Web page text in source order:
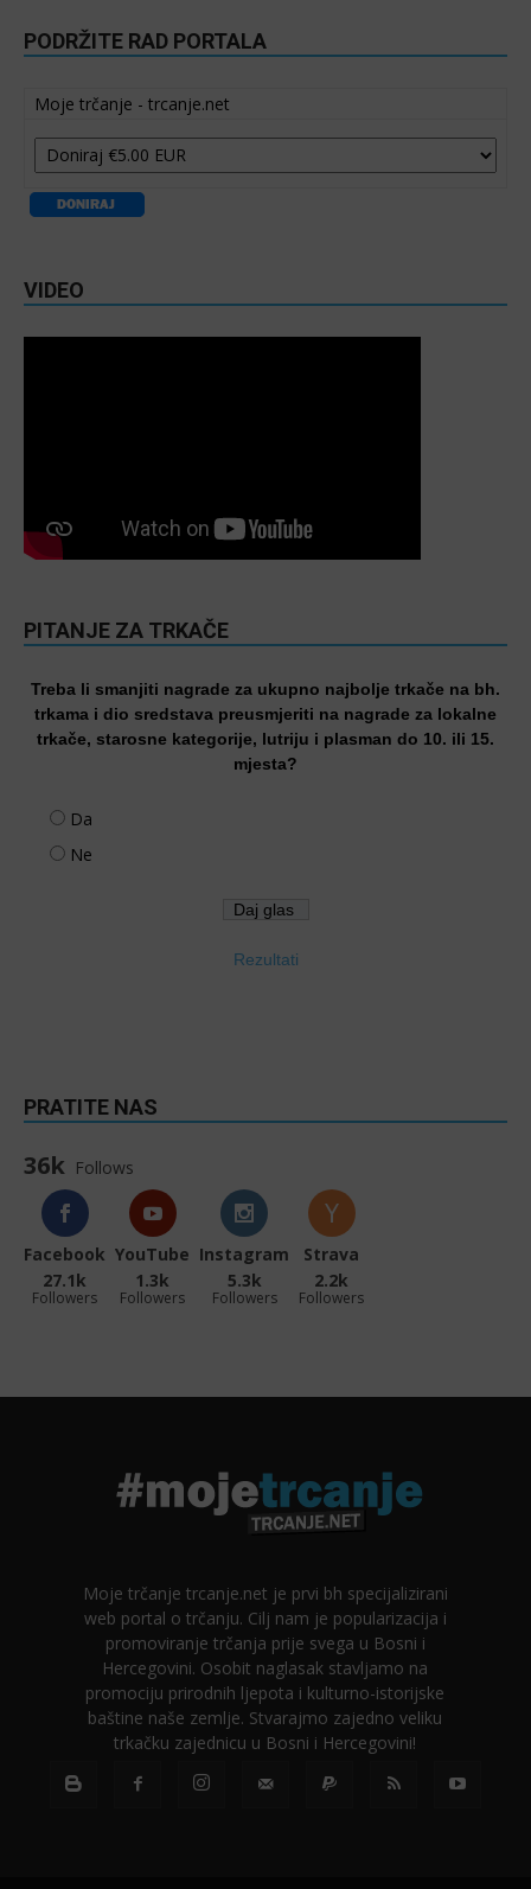
PODRŽITE RAD PORTALA
Moje trčanje - trcanje.net
VIDEO
PITANJE ZA TRKAČE
Treba li smanjiti nagrade za ukupno najbolje trkače na bh.
trkama i dio sredstava preusmjeriti na nagrade za lokalne
trkače, starosne kategorije, lutriju i plasman do 10. ili 15.
mjesta?
Da
Ne
Rezultati
PRATITE NAS
36k Follows
Facebook
27.1k
Followers
YouTube
1.3k
Followers
Instagram
5.3k
Followers
Strava
2.2k
Followers
Moje trčanje trcanje.net je prvi bh specijalizirani
web portal o trčanju. Cilj nam je popularizacija i
promoviranje trčanja prije svega u Bosni i
Hercegovini. Osobit naglasak stavljamo na
promociju prirodnih ljepota i kulturno-istorijske
baštine naše zemlje. Stvarajmo zajedno veliku
trkačku zajednicu u Bosni i Hercegovini!